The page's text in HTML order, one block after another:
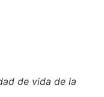
de vida de la